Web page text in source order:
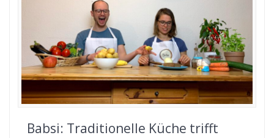
Babsi: Traditionelle Küche trifft